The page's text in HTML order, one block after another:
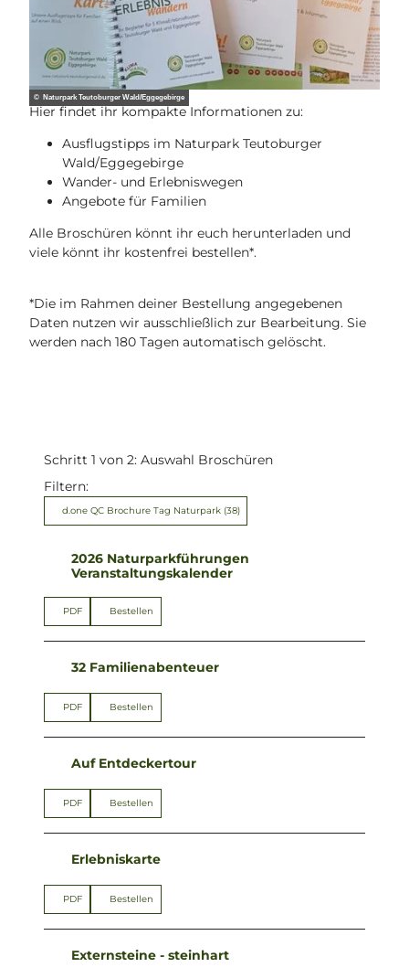
© Naturpark Teutoburger Wald/Eggegebirge
Hier findet ihr kompakte Informationen zu:
Ausflugstipps im Naturpark Teutoburger
Wald/Eggegebirge
Wander- und Erlebniswegen
Angebote für Familien
Alle Broschüren könnt ihr euch herunterladen und
viele könnt ihr kostenfrei bestellen*.
*Die im Rahmen deiner Bestellung angegebenen
Daten nutzen wir ausschließlich zur Bearbeitung. Sie
werden nach 180 Tagen automatisch gelöscht.
Schritt 1 von 2: Auswahl Broschüren
Filtern:
d.one QC Brochure Tag Naturpark (38)
2026 Naturparkführungen
Veranstaltungskalender
PDF Bestellen
32 Familienabenteuer
PDF Bestellen
Auf Entdeckertour
PDF Bestellen
Erlebniskarte
PDF Bestellen
Externsteine - steinhart